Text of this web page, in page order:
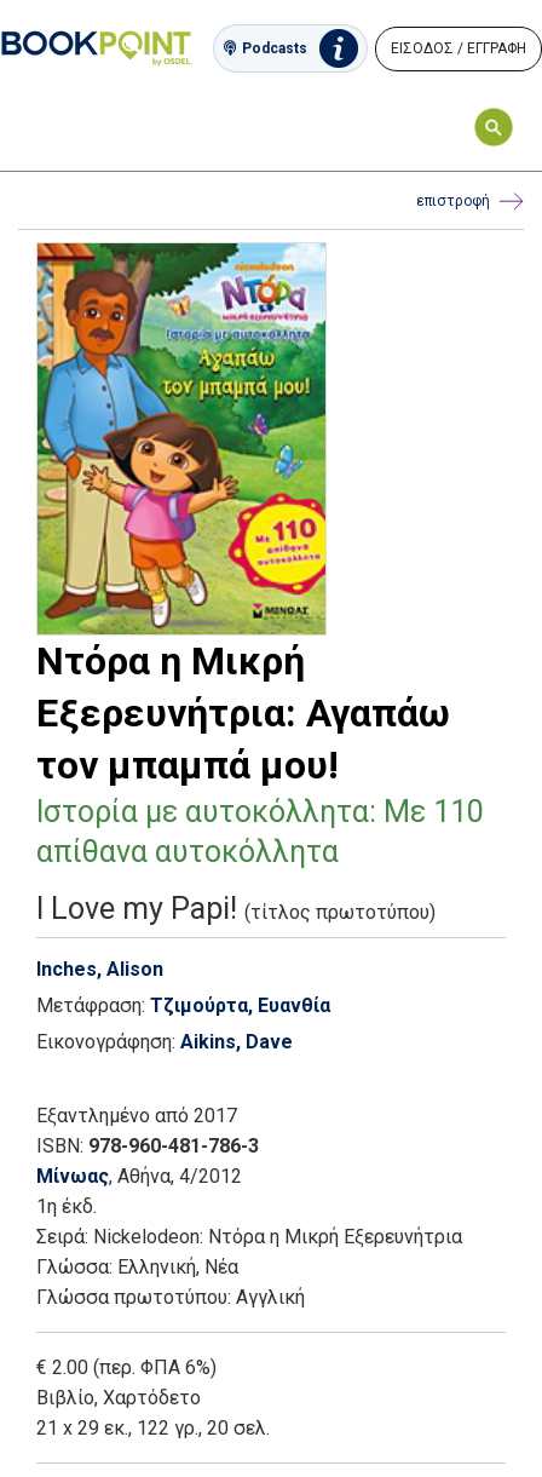
Podcasts ΕΙΣΟΔΟΣ / ΕΓΓΡΑΦΗ
επιστροφή
Ντόρα η Μικρή
Εξερευνήτρια: Αγαπάω
τον μπαμπά μου!
Ιστορία με αυτοκόλλητα: Με 110
απίθανα αυτοκόλλητα
I Love my Papi! (τίτλος πρωτοτύπου)
Inches, Alison
Μετάφραση: Τζιμούρτα, Ευανθία
Εικονογράφηση: Aikins, Dave
Εξαντλημένο από 2017
ISBN: 978-960-481-786-3
Μίνωας, Αθήνα, 4/2012
1η έκδ.
Σειρά: Nickelodeon: Ντόρα η Μικρή Εξερευνήτρια
Γλώσσα: Ελληνική, Νέα
Γλώσσα πρωτοτύπου: Αγγλική
€ 2.00 (περ. ΦΠΑ 6%)
Βιβλίο, Χαρτόδετο
21 x 29 εκ., 122 γρ., 20 σελ.